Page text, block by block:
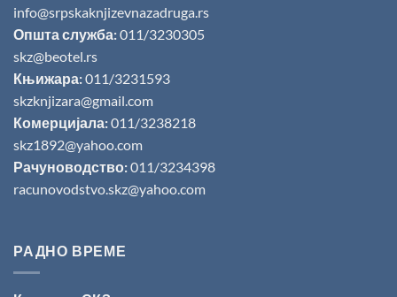
info@srpskaknjizevnazadruga.rs
Општа служба:011/3230305
skz@beotel.rs
Књижара:011/3231593
skzknjizara@gmail.com
Комерцијала:011/3238218
skz1892@yahoo.com
Рачуноводство:011/3234398
racunovodstvo.skz@yahoo.com
РАДНО ВРЕМЕ